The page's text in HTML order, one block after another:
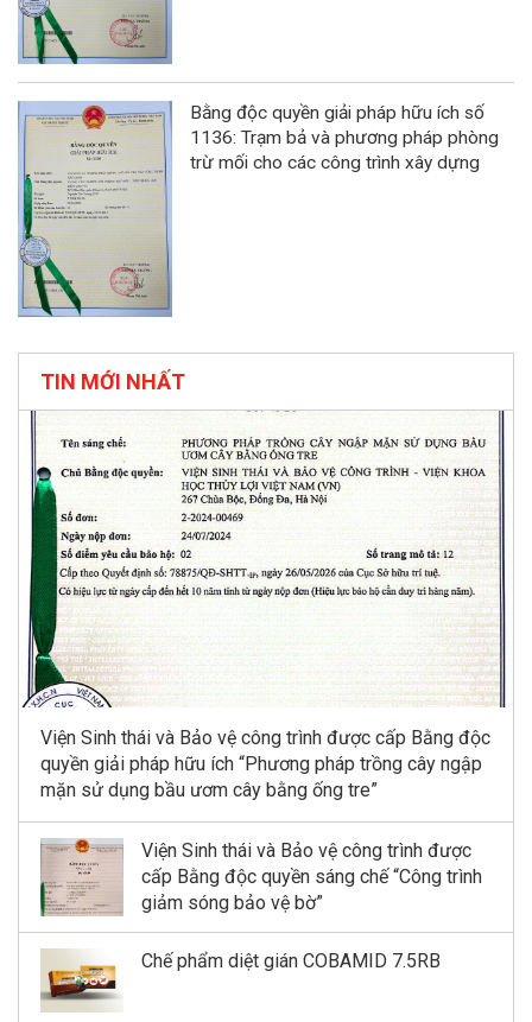
Bằng độc quyền giải pháp hữu ích số
1136: Trạm bả và phương pháp phòng
trừ mối cho các công trình xây dựng
TIN MỚI NHẤT
Viện Sinh thái và Bảo vệ công trình được cấp Bằng độc
quyền giải pháp hữu ích “Phương pháp trồng cây ngập
mặn sử dụng bầu ươm cây bằng ống tre”
Viện Sinh thái và Bảo vệ công trình được
cấp Bằng độc quyền sáng chế “Công trình
giảm sóng bảo vệ bờ”
Chế phẩm diệt gián COBAMID 7.5RB